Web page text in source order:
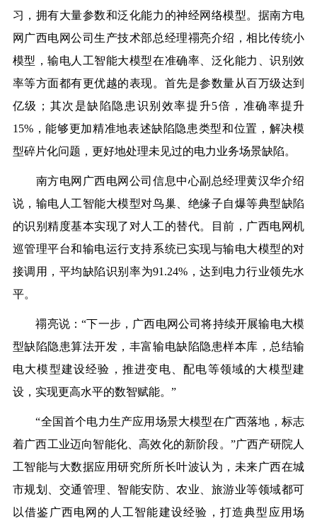
习，拥有大量参数和泛化能力的神经网络模型。据南方电
网广西电网公司生产技术部总经理禤亮介绍，相比传统小
模型，输电人工智能大模型在准确率、泛化能力、识别效
率等方面都有更优越的表现。首先是参数量从百万级达到
亿级；其次是缺陷隐患识别效率提升5倍，准确率提升
15%，能够更加精准地表述缺陷隐患类型和位置，解决模
型碎片化问题，更好地处理未见过的电力业务场景缺陷。
南方电网广西电网公司信息中心副总经理黄汉华介绍
说，输电人工智能大模型对鸟巢、绝缘子自爆等典型缺陷
的识别精度基本实现了对人工的替代。目前，广西电网机
巡管理平台和输电运行支持系统已实现与输电大模型的对
接调用，平均缺陷识别率为91.24%，达到电力行业领先水
平。
禤亮说：“下一步，广西电网公司将持续开展输电大模
型缺陷隐患算法开发，丰富输电缺陷隐患样本库，总结输
电大模型建设经验，推进变电、配电等领域的大模型建
设，实现更高水平的数智赋能。”
“全国首个电力生产应用场景大模型在广西落地，标志
着广西工业迈向智能化、高效化的新阶段。”广西产研院人
工智能与大数据应用研究所所长叶波认为，未来广西在城
市规划、交通管理、智能安防、农业、旅游业等领域都可
以借鉴广西电网的人工智能建设经验，打造典型应用场